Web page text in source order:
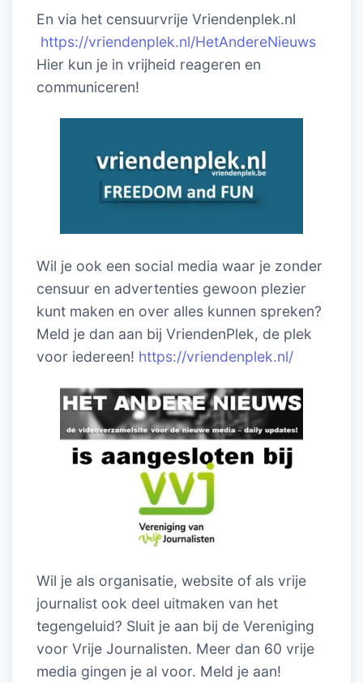
En via het censuurvrije Vriendenplek.nl
https://vriendenplek.nl/HetAndereNieuws
Hier kun je in vrijheid reageren en
communiceren!
Wil je ook een social media waar je zonder
censuur en advertenties gewoon plezier
kunt maken en over alles kunnen spreken?
Meld je dan aan bij VriendenPlek, de plek
voor iedereen! https://vriendenplek.nl/
Wil je als organisatie, website of als vrije
journalist ook deel uitmaken van het
tegengeluid? Sluit je aan bij de Vereniging
voor Vrije Journalisten. Meer dan 60 vrije
media gingen je al voor. Meld je aan!